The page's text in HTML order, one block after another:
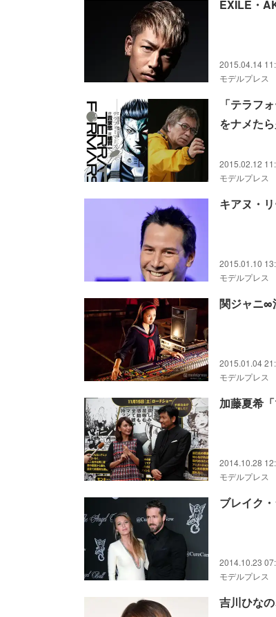
EXILE・
2015.04.14
モデルプレス
「テラフ
をナメた
2015.02.12
モデルプレス
キアヌ・
2015.01.10
モデルプレス
関ジャニ∞
2015.01.04
モデルプレス
加藤夏希
2014.10.28
モデルプレス
ブレイク
2014.10.23
モデルプレス
吉川ひな